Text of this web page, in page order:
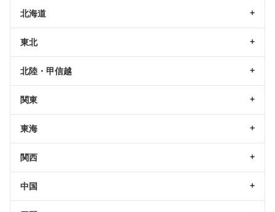
北海道
東北
北陸・甲信越
関東
東海
関西
中国